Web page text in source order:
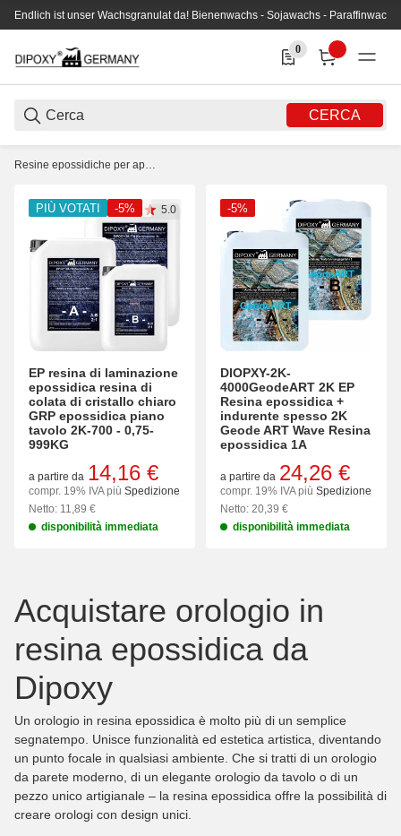
Endlich ist unser Wachsgranulat da! Bienenwachs - Sojawachs - Paraffinwachs
CERCA
0
0 Produkte in der Liste
Resine epossidiche per applicazione
PIÙ VOTATI -5% 5.0
EP resina di laminazione
epossidica resina di
colata di cristallo chiaro
GRP epossidica piano
tavolo 2K-700 - 0,75-
999KG
a partire da 14,16 €
compr. 19% IVA più Spedizione
Netto: 11,89 €
disponibilità immediata
-5%
DIOPXY-2K-
4000GeodeART 2K EP
Resina epossidica +
indurente spesso 2K
Geode ART Wave Resina
epossidica 1A
a partire da 24,26 €
compr. 19% IVA più Spedizione
Netto: 20,39 €
disponibilità immediata
Acquistare orologio in
resina epossidica da
Dipoxy
Un orologio in resina epossidica è molto più di un semplice
segnatempo. Unisce funzionalità ed estetica artistica, diventando
un punto focale in qualsiasi ambiente. Che si tratti di un orologio
da parete moderno, di un elegante orologio da tavolo o di un
pezzo unico artigianale – la resina epossidica offre la possibilità di
creare orologi con design unici.